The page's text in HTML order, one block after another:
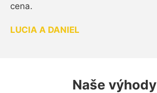
cena.
LUCIA A DANIEL
Naše výhody